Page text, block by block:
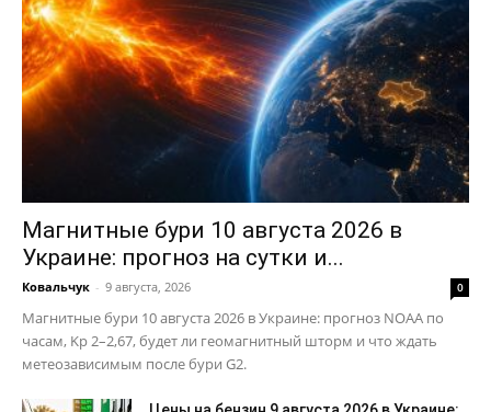
Магнитные бури 10 августа 2026 в
Украине: прогноз на сутки и...
Ковальчук - 9 августа, 2026 0
Магнитные бури 10 августа 2026 в Украине: прогноз NOAA по
часам, Kp 2–2,67, будет ли геомагнитный шторм и что ждать
метеозависимым после бури G2.